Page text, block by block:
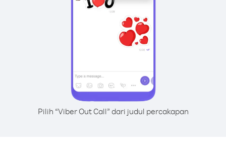
Pilih “Viber Out Call” dari judul percakapan